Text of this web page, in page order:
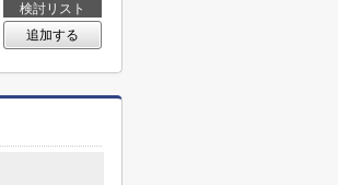
検討リスト
追加する